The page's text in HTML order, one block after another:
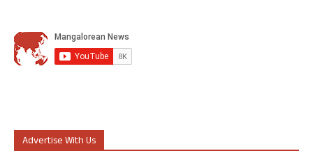
Advertise With Us